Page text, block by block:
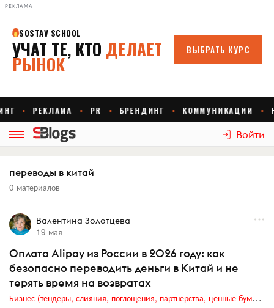
РЕКЛАМА
Войти
переводы в китай
0 материалов
Валентина Золотцева
19 мая
Оплата Alipay из России в 2026 году: как
безопасно переводить деньги в Китай и не
терять время на возвратах
Бизнес (тендеры, слияния, поглощения, партнерства, ценные бумаги, акционеры, финансы и отчетность)